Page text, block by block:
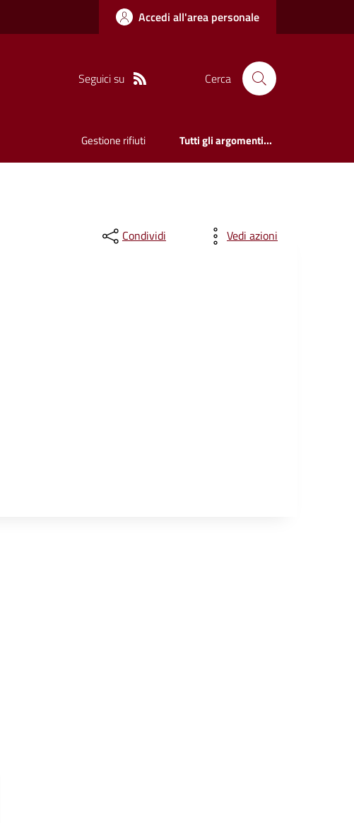
Accedi all'area personale
Seguici su Cerca
Gestione rifiuti Tutti gli argomenti...
Condividi Vedi azioni